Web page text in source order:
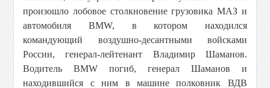
произошло лобовое столкновение грузовика МАЗ и
автомобиля BMW, в котором находился
командующий воздушно-десантными войсками
России, генерал-лейтенант Владимир Шаманов.
Водитель BMW погиб, генерал Шаманов и
находившийся с ним в машине полковник ВДВ